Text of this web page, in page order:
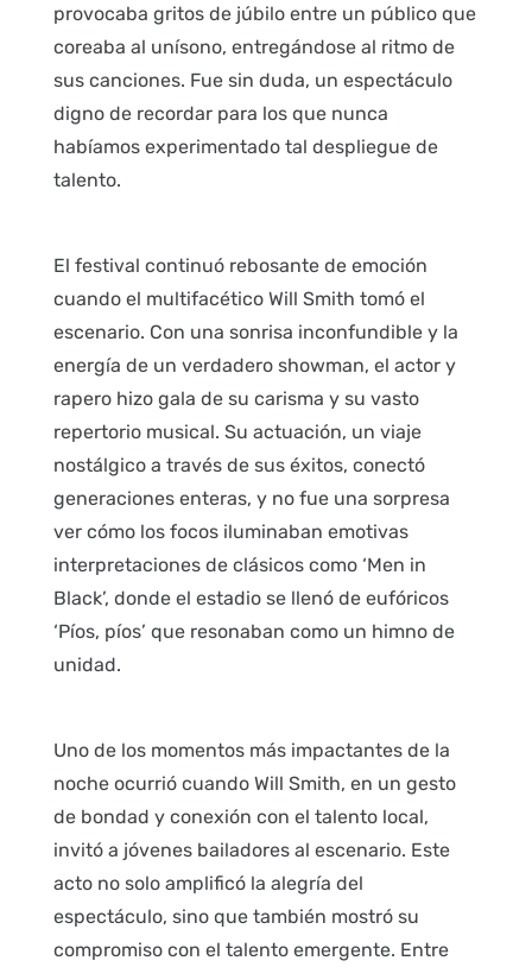
provocaba gritos de júbilo entre un público que
coreaba al unísono, entregándose al ritmo de
sus canciones. Fue sin duda, un espectáculo
digno de recordar para los que nunca
habíamos experimentado tal despliegue de
talento.
El festival continuó rebosante de emoción
cuando el multifacético Will Smith tomó el
escenario. Con una sonrisa inconfundible y la
energía de un verdadero showman, el actor y
rapero hizo gala de su carisma y su vasto
repertorio musical. Su actuación, un viaje
nostálgico a través de sus éxitos, conectó
generaciones enteras, y no fue una sorpresa
ver cómo los focos iluminaban emotivas
interpretaciones de clásicos como ‘Men in
Black’, donde el estadio se llenó de eufóricos
‘Píos, píos’ que resonaban como un himno de
unidad.
Uno de los momentos más impactantes de la
noche ocurrió cuando Will Smith, en un gesto
de bondad y conexión con el talento local,
invitó a jóvenes bailadores al escenario. Este
acto no solo amplificó la alegría del
espectáculo, sino que también mostró su
compromiso con el talento emergente. Entre